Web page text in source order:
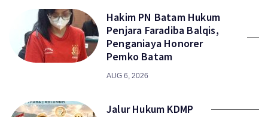
Hakim PN Batam Hukum
Penjara Faradiba Balqis,
Penganiaya Honorer
Pemko Batam
AUG 6, 2026
Jalur Hukum KDMP